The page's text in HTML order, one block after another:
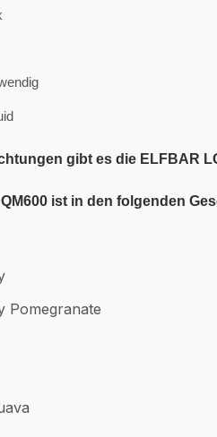
gibt es die ELFBAR
QM600 ist in den folgenden
Pomegranate